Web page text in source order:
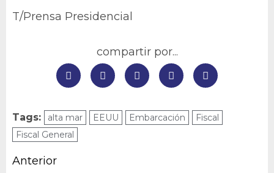
T/Prensa Presidencial
compartir por...
Tags: alta mar EEUU Embarcación
Fiscal
Fiscal General
Navegación
Anterior